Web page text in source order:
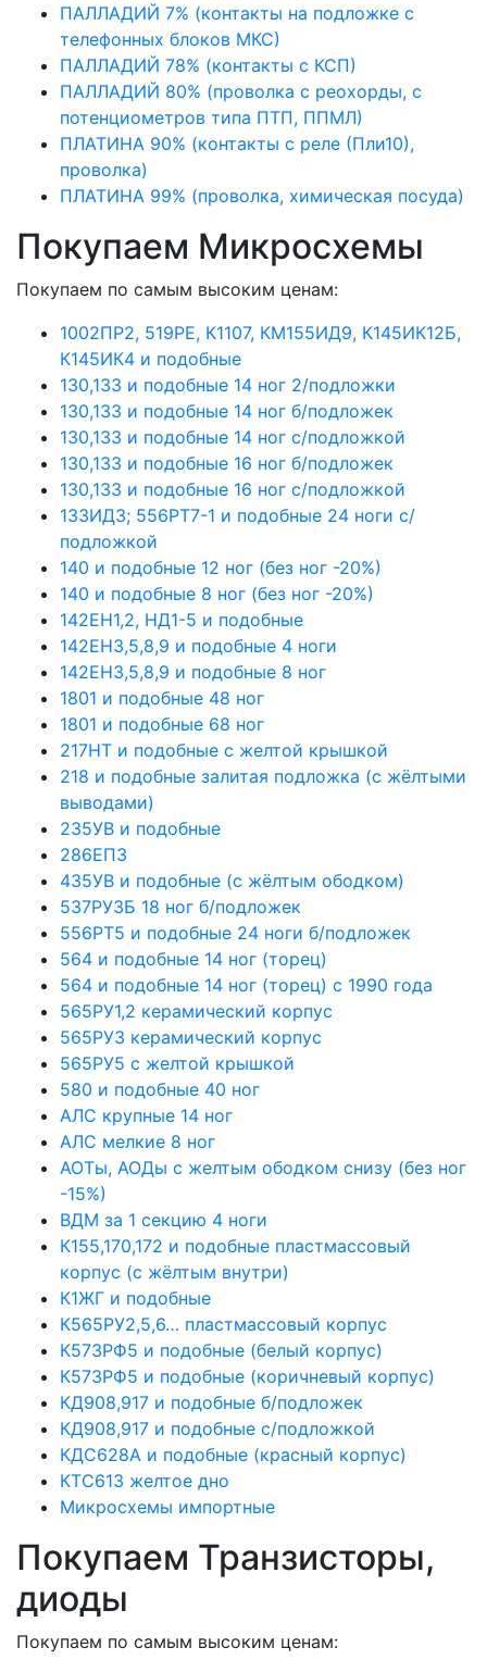
ПАЛЛАДИЙ 7% (контакты на подложке с
телефонных блоков МКС)
ПАЛЛАДИЙ 78% (контакты с КСП)
ПАЛЛАДИЙ 80% (проволка с реохорды, с
потенциометров типа ПТП, ППМЛ)
ПЛАТИНА 90% (контакты с реле (Пли10),
проволка)
ПЛАТИНА 99% (проволка, химическая посуда)
Покупаем Микросхемы
Покупаем по самым высоким ценам:
1002ПР2, 519РЕ, К1107, КМ155ИД9, К145ИК12Б,
К145ИК4 и подобные
130,133 и подобные 14 ног 2/подложки
130,133 и подобные 14 ног б/подложек
130,133 и подобные 14 ног с/подложкой
130,133 и подобные 16 ног б/подложек
130,133 и подобные 16 ног с/подложкой
133ИД3; 556РТ7-1 и подобные 24 ноги с/
подложкой
140 и подобные 12 ног (без ног -20%)
140 и подобные 8 ног (без ног -20%)
142ЕН1,2, НД1-5 и подобные
142ЕН3,5,8,9 и подобные 4 ноги
142ЕН3,5,8,9 и подобные 8 ног
1801 и подобные 48 ног
1801 и подобные 68 ног
217НТ и подобные с желтой крышкой
218 и подобные залитая подложка (с жёлтыми
выводами)
235УВ и подобные
286ЕП3
435УВ и подобные (с жёлтым ободком)
537РУ3Б 18 ног б/подложек
556РТ5 и подобные 24 ноги б/подложек
564 и подобные 14 ног (торец)
564 и подобные 14 ног (торец) с 1990 года
565РУ1,2 керамический корпус
565РУ3 керамический корпус
565РУ5 с желтой крышкой
580 и подобные 40 ног
АЛС крупные 14 ног
АЛС мелкие 8 ног
АОТы, АОДы с желтым ободком снизу (без ног
-15%)
ВДМ за 1 секцию 4 ноги
К155,170,172 и подобные пластмассовый
корпус (с жёлтым внутри)
К1ЖГ и подобные
К565РУ2,5,6… пластмассовый корпус
К573РФ5 и подобные (белый корпус)
К573РФ5 и подобные (коричневый корпус)
КД908,917 и подобные б/подложек
КД908,917 и подобные с/подложкой
КДС628А и подобные (красный корпус)
КТС613 желтое дно
Микросхемы импортные
Покупаем Транзисторы,
диоды
Покупаем по самым высоким ценам: